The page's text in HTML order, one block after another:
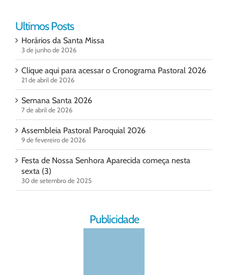
Ultimos Posts
Horários da Santa Missa
3 de junho de 2026
Clique aqui para acessar o Cronograma Pastoral 2026
21 de abril de 2026
Semana Santa 2026
7 de abril de 2026
Assembleia Pastoral Paroquial 2026
9 de fevereiro de 2026
Festa de Nossa Senhora Aparecida começa nesta
sexta (3)
30 de setembro de 2025
Publicidade